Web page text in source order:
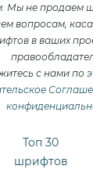
Мы не продаем
вопросам,
в ваших
с нами по
Топ 30
шрифтов